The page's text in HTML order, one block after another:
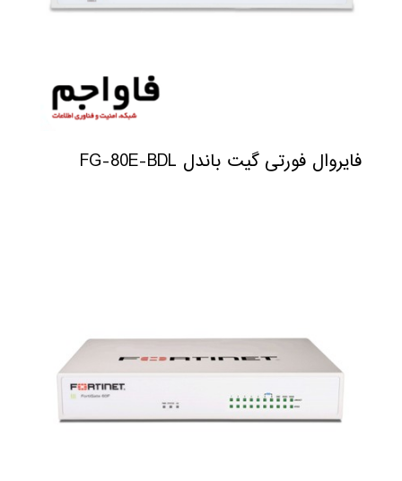
فایروال فورتی گیت باندل FG-80E-BDL